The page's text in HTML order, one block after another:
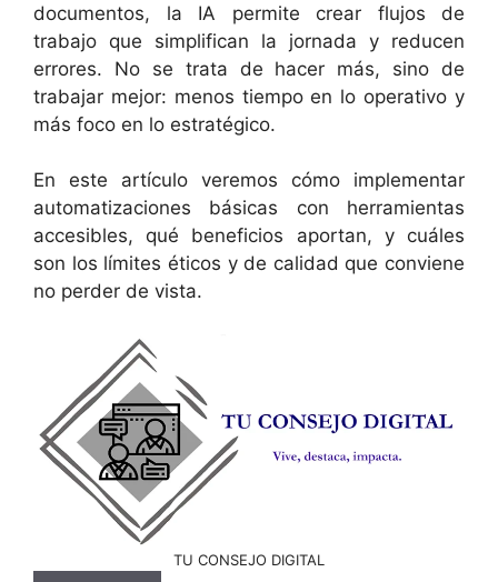
documentos, la IA permite crear flujos de
trabajo que simplifican la jornada y reducen
errores. No se trata de hacer más, sino de
trabajar mejor: menos tiempo en lo operativo y
más foco en lo estratégico.
En este artículo veremos cómo implementar
automatizaciones básicas con herramientas
accesibles, qué beneficios aportan, y cuáles
son los límites éticos y de calidad que conviene
no perder de vista.
TU CONSEJO DIGITAL